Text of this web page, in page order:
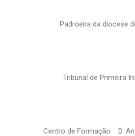
Padroeira da diocese
Tribunal de Primeira
Centro de Formação D.